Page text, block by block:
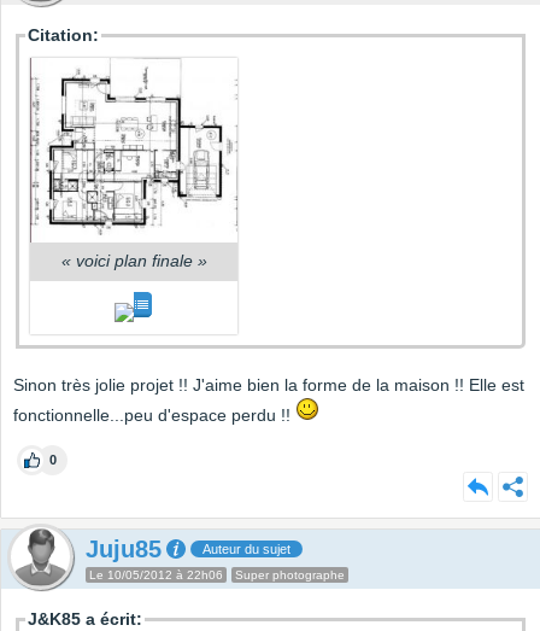
Citation:
« voici plan finale»
Sinon très jolie projet !! J'aime bien la forme de la maison !! Elle est
fonctionnelle...peu d'espace perdu !!
0
Juju85 Auteur du sujet
Le 10/05/2012 à 22h06 Super photographe
J&K85 a écrit: